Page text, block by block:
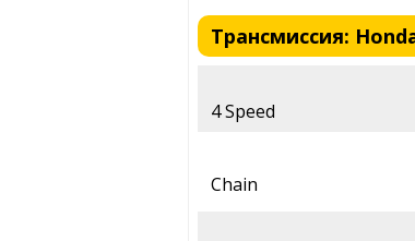
Трансмиссия:
4 Speed
Chain